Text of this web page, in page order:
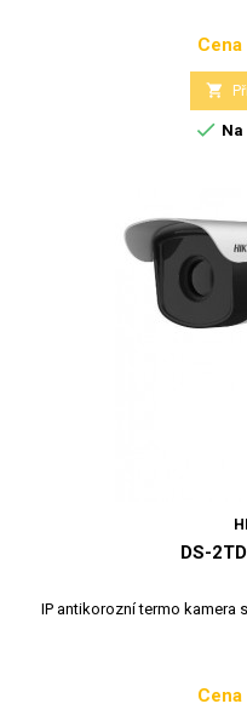
Cena


DS-
IP antikorozní termo kamera s
Cena